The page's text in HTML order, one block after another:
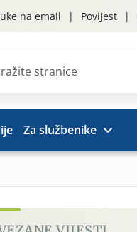
na email Povijest
Za službenike